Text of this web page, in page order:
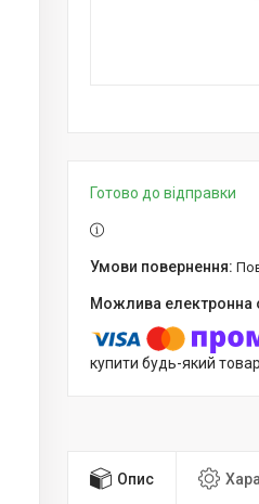
Готово до відправки
купити будь-який
Опис